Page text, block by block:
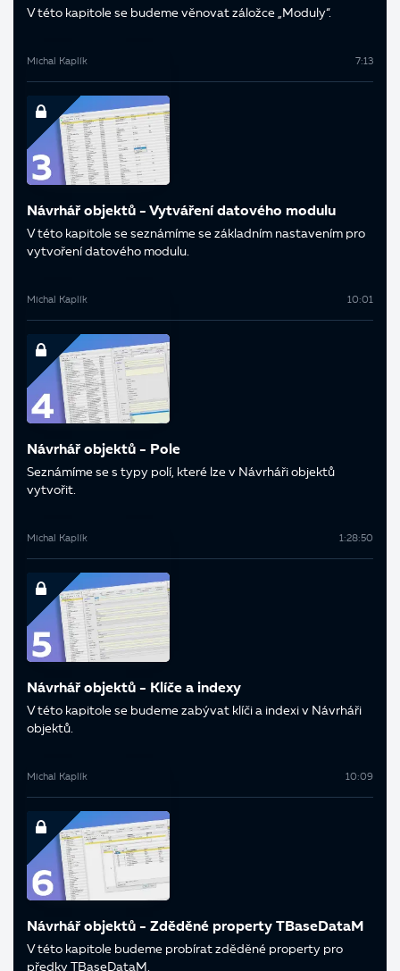
V této kapitole se budeme věnovat záložce „Moduly“.
Michal Kaplík 7:13
Návrhář objektů - Vytváření datového modulu
V této kapitole se seznámíme se základním nastavením pro
vytvoření datového modulu.
Michal Kaplík 10:01
Návrhář objektů - Pole
Seznámíme se s typy polí, které lze v Návrháři objektů
vytvořit.
Michal Kaplík 1:28:50
Návrhář objektů - Klíče a indexy
V této kapitole se budeme zabývat klíči a indexi v Návrháři
objektů.
Michal Kaplík 10:09
Návrhář objektů - Zděděné property TBaseDataM
V této kapitole budeme probírat zděděné property pro
předky TBaseDataM.